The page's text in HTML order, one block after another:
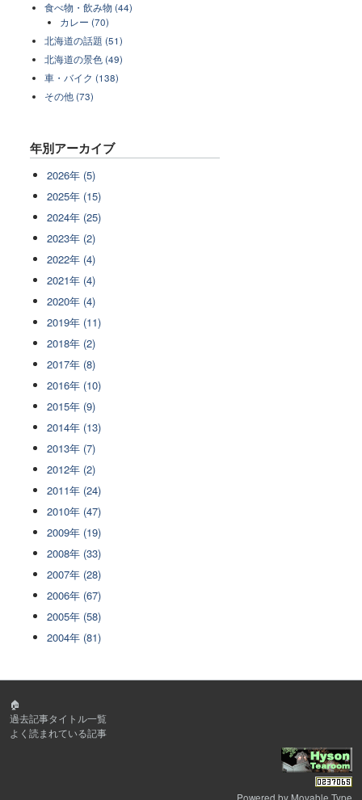
食べ物・飲み物 (44)
カレー (70)
北海道の話題 (51)
北海道の景色 (49)
車・バイク (138)
その他 (73)
年別アーカイブ
2026年 (5)
2025年 (15)
2024年 (25)
2023年 (2)
2022年 (4)
2021年 (4)
2020年 (4)
2019年 (11)
2018年 (2)
2017年 (8)
2016年 (10)
2015年 (9)
2014年 (13)
2013年 (7)
2012年 (2)
2011年 (24)
2010年 (47)
2009年 (19)
2008年 (33)
2007年 (28)
2006年 (67)
2005年 (58)
2004年 (81)
🏠
過去記事タイトル一覧
よく読まれている記事